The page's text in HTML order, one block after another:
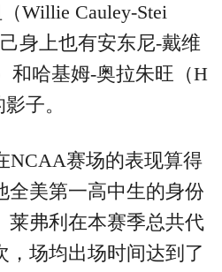
Willie Cauley-Stei
身上也有安东尼-戴维
和哈基姆-奥拉朱旺（H
子。
NCAA赛场的表现算得
全美第一高中生的身份
莱弗利在本赛季总共代
，场均出场时间达到了